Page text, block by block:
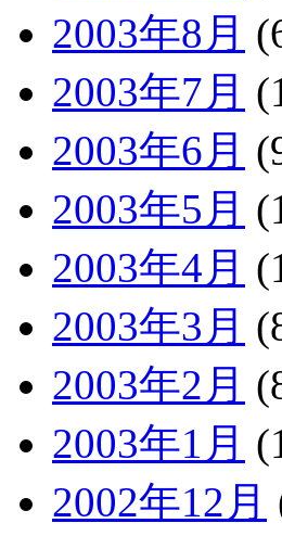
2003年8月
2003年7月
2003年6月
2003年5月
2003年4月
2003年3月
2003年2月
2003年1月
2002年12月